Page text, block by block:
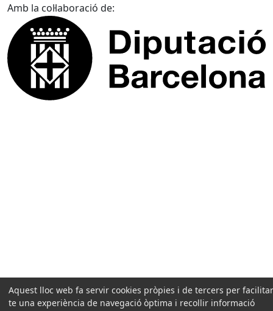
Amb la col·laboració de:
Aquest lloc web fa servir cookies pròpies i de tercers per
te una experiència de navegació òptima i recollir informació